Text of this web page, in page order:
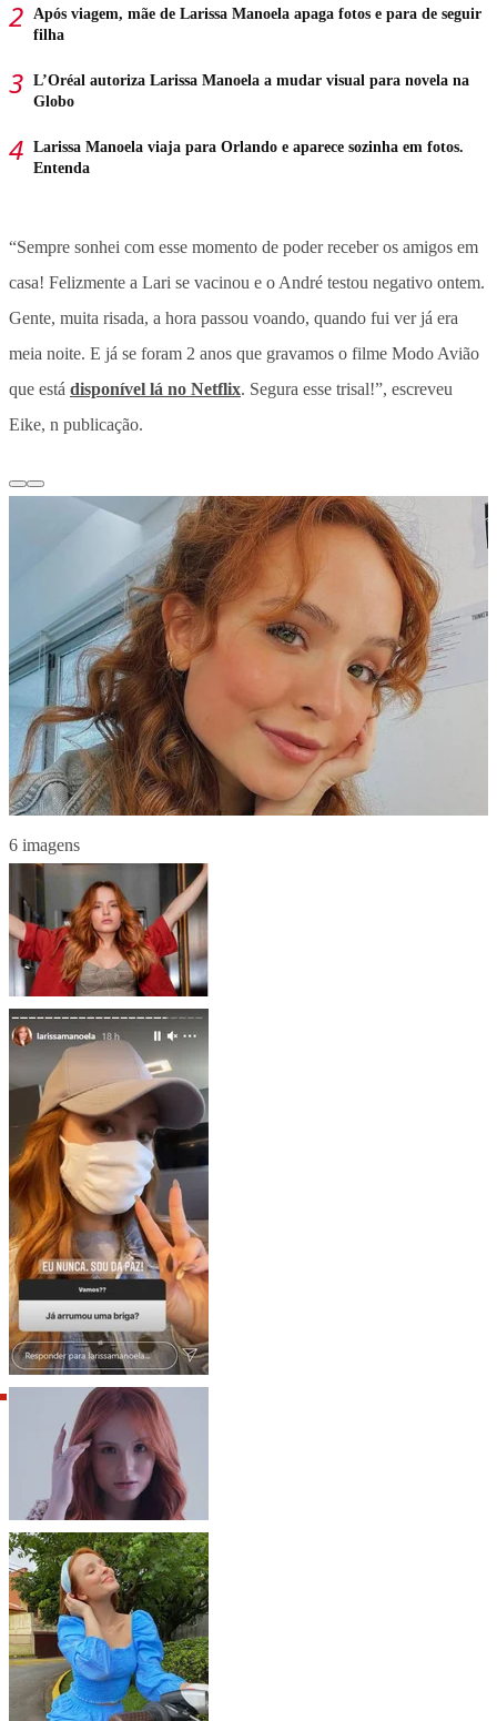
Após viagem, mãe de Larissa Manoela apaga fotos e para de seguir
filha
L’Oréal autoriza Larissa Manoela a mudar visual para novela na
Globo
Larissa Manoela viaja para Orlando e aparece sozinha em fotos.
Entenda
“Sempre sonhei com esse momento de poder receber os amigos em
casa! Felizmente a Lari se vacinou e o André testou negativo ontem.
Gente, muita risada, a hora passou voando, quando fui ver já era
meia noite. E já se foram 2 anos que gravamos o filme Modo Avião
que está disponível lá no Netflix. Segura esse trisal!”, escreveu
Eike, n publicação.
6 imagens